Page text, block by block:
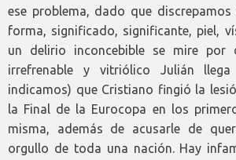
ese problema, dado que
forma, significado, significante, piel,
un delirio inconcebible se mire por
irrefrenable y vitriólico Julián
indicamos) que Cristiano fingió la
la Final de la Eurocopa en los
misma, además de acusarle de
orgullo de toda una nación. Hay